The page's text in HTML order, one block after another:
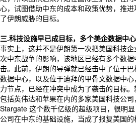
心，试图借助中东的成本和政策优势，推
了伊朗威胁的目标。
三.科技设施早已成目标，多个美企数据中
事实上，这并不是伊朗第一次把美国科技
次中东战争的影响，该地区已经有多个数
击。此前，伊朗的导弹就已经击中了位于巴
数据中心，以及位于迪拜的甲骨文数据中
力节点，已经在冲突中成为了袭击的目标
包括英伟达和苹果在内的多家美国科技公
Stargate 这个数千亿级的超级项目，很明
公司在中东的基础设施，当成了报复美国的